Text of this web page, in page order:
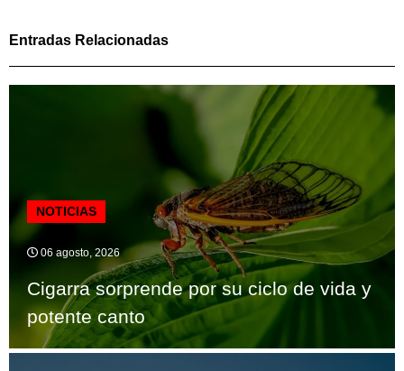
Entradas Relacionadas
NOTICIAS
06 agosto, 2026
Cigarra sorprende por su ciclo de vida y
potente canto